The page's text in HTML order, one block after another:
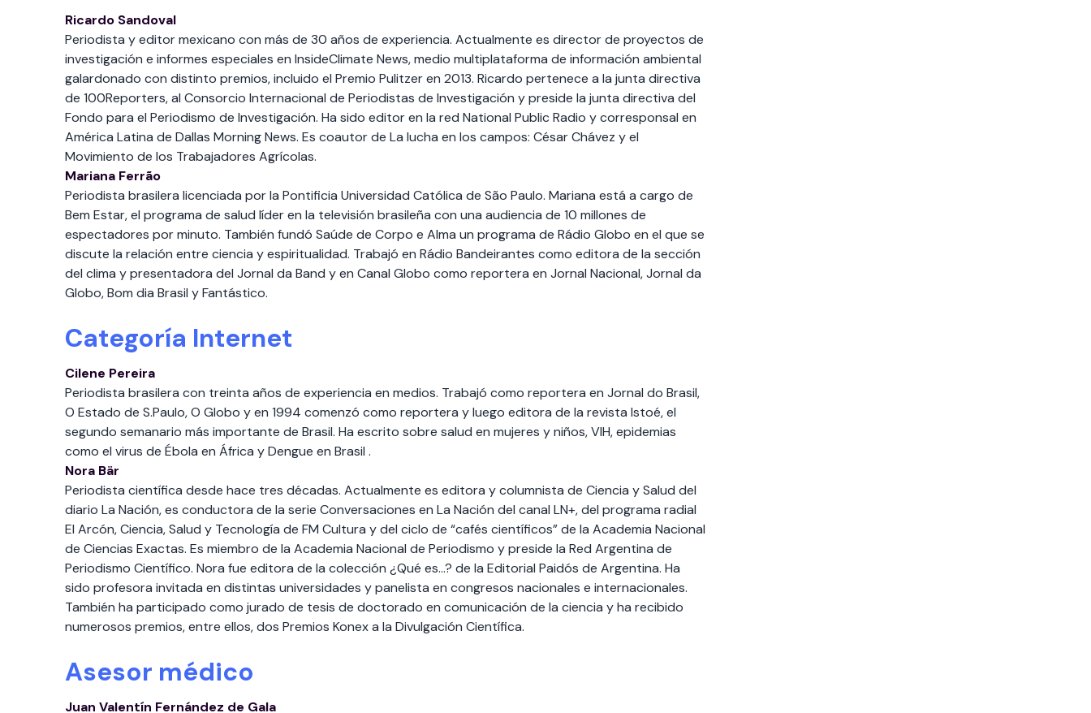
Ricardo Sandoval
Periodista y editor mexicano con más de 30 años de experiencia. Actualmente es director de proyectos de
investigación e informes especiales en InsideClimate News, medio multiplataforma de información ambiental
galardonado con distinto premios, incluido el Premio Pulitzer en 2013. Ricardo pertenece a la junta directiva
de 100Reporters, al Consorcio Internacional de Periodistas de Investigación y preside la junta directiva del
Fondo para el Periodismo de Investigación. Ha sido editor en la red National Public Radio y corresponsal en
América Latina de Dallas Morning News. Es coautor de La lucha en los campos: César Chávez y el
Movimiento de los Trabajadores Agrícolas.
Mariana Ferrão
Periodista brasilera licenciada por la Pontificia Universidad Católica de São Paulo. Mariana está a cargo de
Bem Estar, el programa de salud líder en la televisión brasileña con una audiencia de 10 millones de
espectadores por minuto. También fundó Saúde de Corpo e Alma un programa de Rádio Globo en el que se
discute la relación entre ciencia y espiritualidad. Trabajó en Rádio Bandeirantes como editora de la sección
del clima y presentadora del Jornal da Band y en Canal Globo como reportera en Jornal Nacional, Jornal da
Globo, Bom dia Brasil y Fantástico.
Categoría Internet
Cilene Pereira
Periodista brasilera con treinta años de experiencia en medios. Trabajó como reportera en Jornal do Brasil,
O Estado de S.Paulo, O Globo y en 1994 comenzó como reportera y luego editora de la revista Istoé, el
segundo semanario más importante de Brasil. Ha escrito sobre salud en mujeres y niños, VIH, epidemias
como el virus de Ébola en África y Dengue en Brasil .
Nora Bär
Periodista científica desde hace tres décadas. Actualmente es editora y columnista de Ciencia y Salud del
diario La Nación, es conductora de la serie Conversaciones en La Nación del canal LN+, del programa radial
El Arcón, Ciencia, Salud y Tecnología de FM Cultura y del ciclo de “cafés científicos” de la Academia Nacional
de Ciencias Exactas. Es miembro de la Academia Nacional de Periodismo y preside la Red Argentina de
Periodismo Científico. Nora fue editora de la colección ¿Qué es…? de la Editorial Paidós de Argentina. Ha
sido profesora invitada en distintas universidades y panelista en congresos nacionales e internacionales.
También ha participado como jurado de tesis de doctorado en comunicación de la ciencia y ha recibido
numerosos premios, entre ellos, dos Premios Konex a la Divulgación Científica.
Asesor médico
Juan Valentín Fernández de Gala